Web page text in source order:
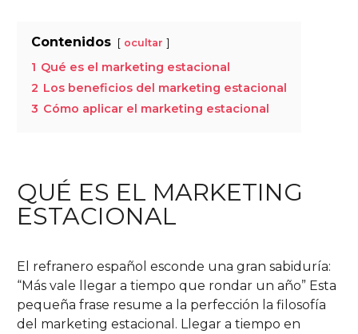
Contenidos ocultar
1 Qué es el marketing estacional
2 Los beneficios del marketing estacional
3 Cómo aplicar el marketing estacional
QUÉ ES EL MARKETING
ESTACIONAL
El refranero español esconde una gran sabiduría:
“Más vale llegar a tiempo que rondar un año” Esta
pequeña frase resume a la perfección la filosofía
del marketing estacional. Llegar a tiempo en